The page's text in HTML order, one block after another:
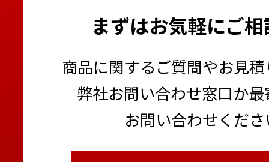
まずはお気軽にご
商品に関するご質問やお見
弊社お問い合わせ窓口か
お問い合わせくだ